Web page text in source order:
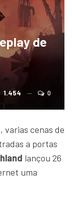
de
1.454 0
varias cenas de
a portas
lançou 26
uma